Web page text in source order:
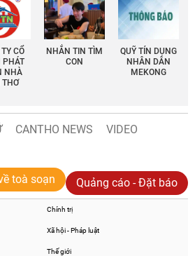
CỔ
PHÁT
NHÀ
NHẮN TIN TÌM
CON
QUỸ TÍN DỤNG
NHÂN DÂN
MEKONG
CANTHO NEWS
VIDEO
toà soạn Quảng cáo - Đặt báo
Chính trị
Xã hội - Pháp luật
Thế giới